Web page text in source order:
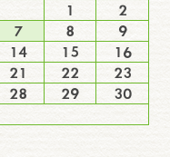
1
2
7 8
9
14 15
16
21 22
23
28 29
30